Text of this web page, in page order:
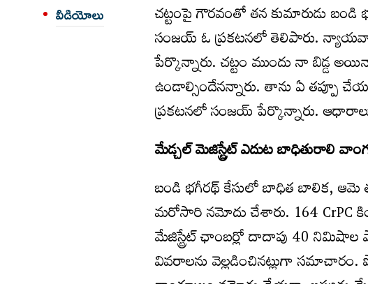
వీడియోలు
చట్టంపై గౌరవంతో తన కుమారుడు బండి
సంజయ్‌ ఓ ప్రకటనలో తెలిపారు.
పేర్కొన్నారు. చట్టం ముందు నా
ఉండాల్సిందేనన్నారు. తాను ఏ తప్పూ
ప్రకటనలో సంజయ్ పేర్కొన్నారు.
మేడ్చల్ మెజిస్ట్రేట్ ఎదుట బాధితురాలి
బండి భగీరథ్ కేసులో బాధిత బాలిక, ఆమె
మరోసారి నమోదు చేశారు. 164 CrPC
మేజిస్ట్రేట్ ఛాంబర్లో దాదాపు 40 నిమిషాల
వివరాలను వెల్లడించినట్లుగా సమాచారం.